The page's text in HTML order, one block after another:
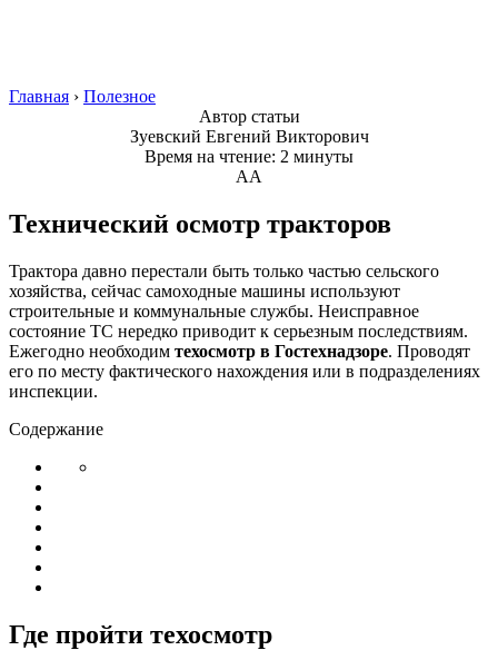
Главная › Полезное
Автор статьи
Зуевский Евгений Викторович
Время на чтение: 2 минуты
АА
Технический осмотр тракторов
Трактора давно перестали быть только частью сельского
хозяйства, сейчас самоходные машины используют
строительные и коммунальные службы. Неисправное
состояние ТС нередко приводит к серьезным последствиям.
Ежегодно необходим техосмотр в Гостехнадзоре. Проводят
его по месту фактического нахождения или в подразделениях
инспекции.
Содержание
Где пройти техосмотр